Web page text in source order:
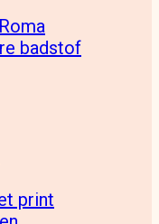
badstof
print